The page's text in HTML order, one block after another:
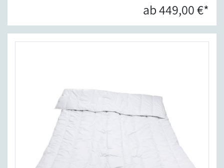
ab 449,00 €*